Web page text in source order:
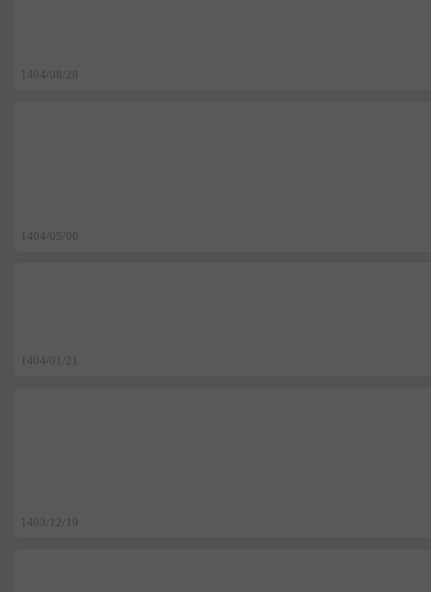
1404/08/28
1404/05/06
1404/01/21
1403/12/19